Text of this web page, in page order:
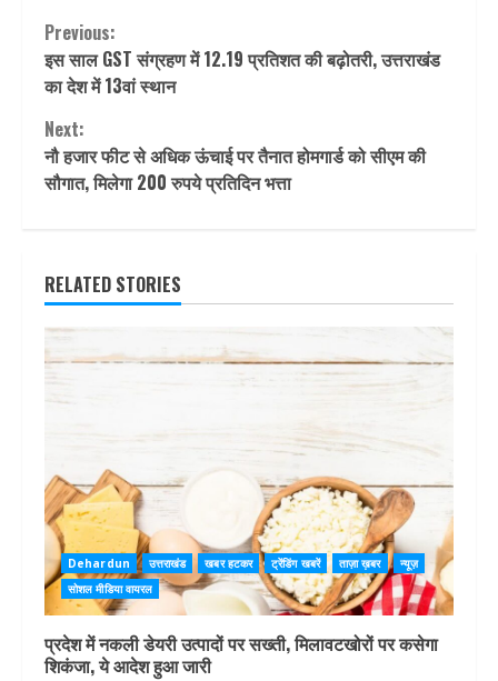
Continue
Reading
Previous:
इस साल GST संग्रहण में 12.19 प्रतिशत की बढ़ोतरी, उत्तराखंड
का देश में 13वां स्थान
Next:
नौ हजार फीट से अधिक ऊंचाई पर तैनात होमगार्ड को सीएम की
सौगात, मिलेगा 200 रुपये प्रतिदिन भत्ता
RELATED STORIES
Dehardun उत्तराखंड खबर हटकर ट्रेंडिंग खबरें ताज़ा ख़बर
न्यूज़
सोशल मीडिया वायरल
प्रदेश में नकली डेयरी उत्पादों पर सख्ती, मिलावटखोरों पर कसेगा
शिकंजा, ये आदेश हुआ जारी